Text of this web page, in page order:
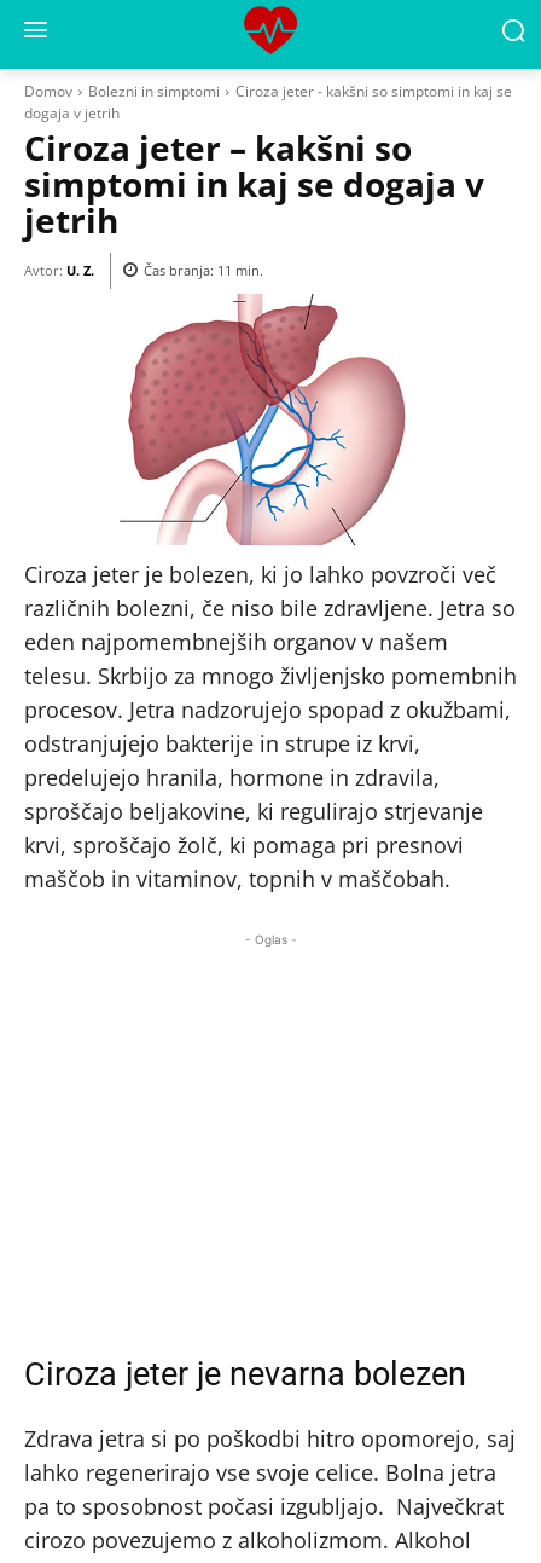
Domov Bolezni in simptomi
Ciroza jeter - kakšni so simptomi in kaj se
dogaja v jetrih
Ciroza jeter – kakšni so
simptomi in kaj se dogaja v
jetrih
Avtor: U. Z. Čas branja: 11 min.
Ciroza jeter je bolezen, ki jo lahko povzroči več
različnih bolezni, če niso bile zdravljene. Jetra so
eden najpomembnejših organov v našem
telesu. Skrbijo za mnogo življenjsko pomembnih
procesov. Jetra nadzorujejo spopad z okužbami,
odstranjujejo bakterije in strupe iz krvi,
predelujejo hranila, hormone in zdravila,
sproščajo beljakovine, ki regulirajo strjevanje
krvi, sproščajo žolč, ki pomaga pri presnovi
maščob in vitaminov, topnih v maščobah.
- Oglas -
Ciroza jeter je nevarna bolezen
Zdrava jetra si po poškodbi hitro opomorejo, saj
lahko regenerirajo vse svoje celice. Bolna jetra
pa to sposobnost počasi izgubljajo. Največkrat
cirozo povezujemo z alkoholizmom. Alkohol